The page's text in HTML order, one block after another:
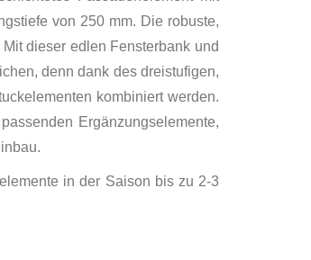
von 250 mm. Die robuste,
dieser edlen Fensterbank und
denn dank des dreistufigen,
kombiniert werden.
Ergänzungselemente,
in der Saison bis zu 2-3